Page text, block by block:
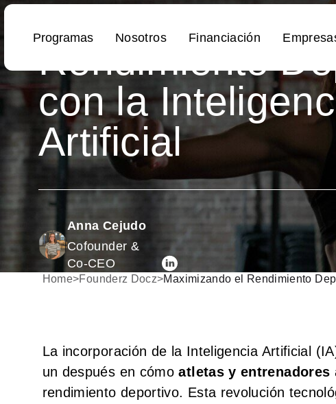
Maximizando el
Rendimiento
con la
Artificial
Anna Cejudo
Cofounder &
Co-CEO
Home>Founderz Docz>Maximizando el Rendimiento
La incorporación de la Inteligencia Artificial
un después en cómoatletas y entrenadores
rendimiento deportivo. Esta revolución